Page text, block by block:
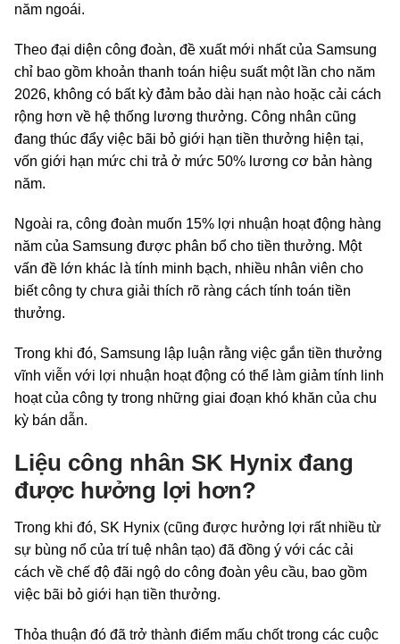
năm ngoái.
Theo đại diện công đoàn, đề xuất mới nhất của Samsung
chỉ bao gồm khoản thanh toán hiệu suất một lần cho năm
2026, không có bất kỳ đảm bảo dài hạn nào hoặc cải cách
rộng hơn về hệ thống lương thưởng. Công nhân cũng
đang thúc đẩy việc bãi bỏ giới hạn tiền thưởng hiện tại,
vốn giới hạn mức chi trả ở mức 50% lương cơ bản hàng
năm.
Ngoài ra, công đoàn muốn 15% lợi nhuận hoạt động hàng
năm của Samsung được phân bổ cho tiền thưởng. Một
vấn đề lớn khác là tính minh bạch, nhiều nhân viên cho
biết công ty chưa giải thích rõ ràng cách tính toán tiền
thưởng.
Trong khi đó, Samsung lập luận rằng việc gắn tiền thưởng
vĩnh viễn với lợi nhuận hoạt động có thể làm giảm tính linh
hoạt của công ty trong những giai đoạn khó khăn của chu
kỳ bán dẫn.
Liệu công nhân SK Hynix đang
được hưởng lợi hơn?
Trong khi đó, SK Hynix (cũng được hưởng lợi rất nhiều từ
sự bùng nổ của trí tuệ nhân tạo) đã đồng ý với các cải
cách về chế độ đãi ngộ do công đoàn yêu cầu, bao gồm
việc bãi bỏ giới hạn tiền thưởng.
Thỏa thuận đó đã trở thành điểm mấu chốt trong các cuộc